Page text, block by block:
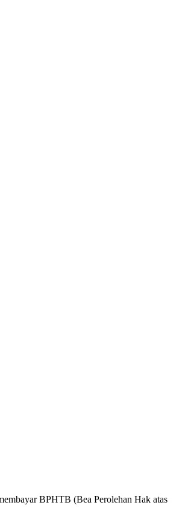
BPHTB (Bea Perolehan Hak atas